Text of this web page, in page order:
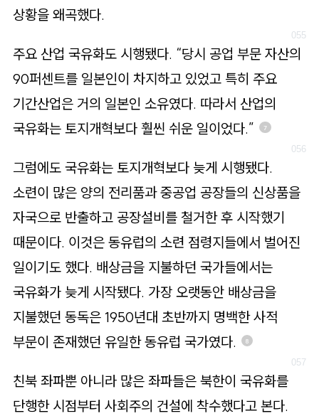
상황을 왜곡했다.
주요 산업 국유화도 시행됐다. “당시 공업 부문 자산의
90퍼센트를 일본인이 차지하고 있었고 특히 주요
기간산업은 거의 일본인 소유였다. 따라서 산업의
국유화는 토지개혁보다 훨씬 쉬운 일이었다.”
7
그럼에도 국유화는 토지개혁보다 늦게 시행됐다.
소련이 많은 양의 전리품과 중공업 공장들의 신상품을
자국으로 반출하고 공장설비를 철거한 후 시작했기
때문이다. 이것은 동유럽의 소련 점령지들에서 벌어진
일이기도 했다. 배상금을 지불하던 국가들에서는
국유화가 늦게 시작됐다. 가장 오랫동안 배상금을
지불했던 동독은 1950년대 초반까지 명백한 사적
부문이 존재했던 유일한 동유럽 국가였다.
8
친북 좌파뿐 아니라 많은 좌파들은 북한이 국유화를
단행한 시점부터 사회주의 건설에 착수했다고 본다.